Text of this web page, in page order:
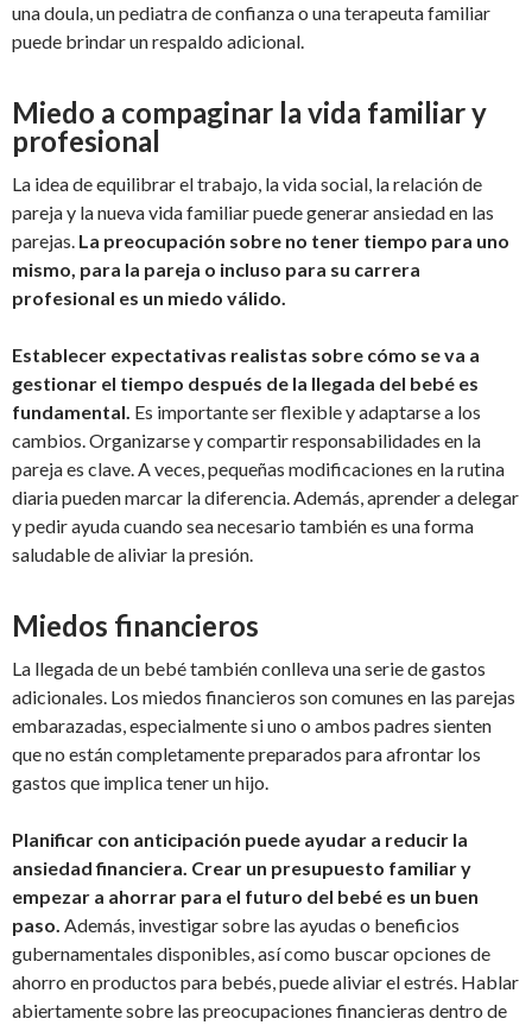
una doula, un pediatra de confianza o una terapeuta familiar
puede brindar un respaldo adicional.
Miedo a compaginar la vida familiar y
profesional
La idea de equilibrar el trabajo, la vida social, la relación de
pareja y la nueva vida familiar puede generar ansiedad en las
parejas. La preocupación sobre no tener tiempo para uno
mismo, para la pareja o incluso para su carrera
profesional es un miedo válido.
Establecer expectativas realistas sobre cómo se va a
gestionar el tiempo después de la llegada del bebé es
fundamental. Es importante ser flexible y adaptarse a los
cambios. Organizarse y compartir responsabilidades en la
pareja es clave. A veces, pequeñas modificaciones en la rutina
diaria pueden marcar la diferencia. Además, aprender a delegar
y pedir ayuda cuando sea necesario también es una forma
saludable de aliviar la presión.
Miedos financieros
La llegada de un bebé también conlleva una serie de gastos
adicionales. Los miedos financieros son comunes en las parejas
embarazadas, especialmente si uno o ambos padres sienten
que no están completamente preparados para afrontar los
gastos que implica tener un hijo.
Planificar con anticipación puede ayudar a reducir la
ansiedad financiera. Crear un presupuesto familiar y
empezar a ahorrar para el futuro del bebé es un buen
paso. Además, investigar sobre las ayudas o beneficios
gubernamentales disponibles, así como buscar opciones de
ahorro en productos para bebés, puede aliviar el estrés. Hablar
abiertamente sobre las preocupaciones financieras dentro de